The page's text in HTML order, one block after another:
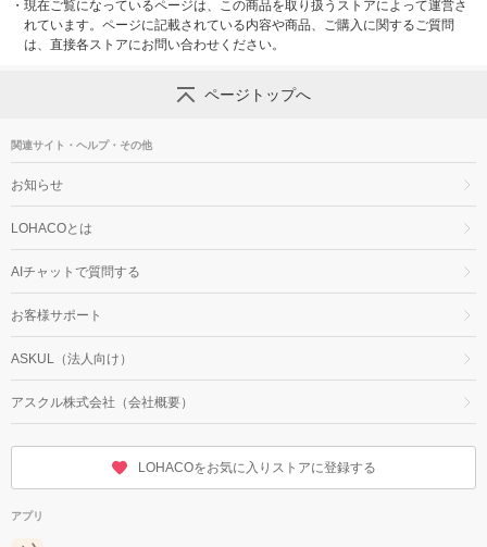
・ 現在ご覧になっているページは、この商品を取り扱うストアによって運営さ
れています。ページに記載されている内容や商品、ご購入に関するご質問
は、直接各ストアにお問い合わせください。
ページトップへ
関連サイト・ヘルプ・その他
お知らせ
LOHACOとは
AIチャットで質問する
お客様サポート
ASKUL（法人向け）
アスクル株式会社（会社概要）
LOHACOをお気に入りストアに登録する
アプリ